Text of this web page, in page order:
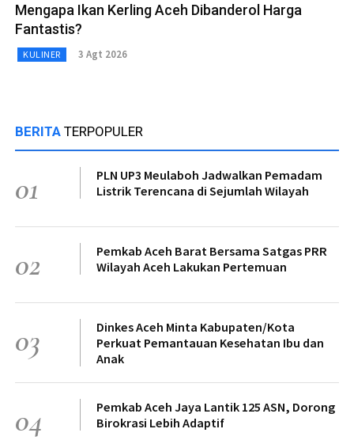
Mengapa Ikan Kerling Aceh Dibanderol Harga
Fantastis?
KULINER 3 Agt 2026
BERITA TERPOPULER
01
PLN UP3 Meulaboh Jadwalkan Pemadam
Listrik Terencana di Sejumlah Wilayah
02
Pemkab Aceh Barat Bersama Satgas PRR
Wilayah Aceh Lakukan Pertemuan
03
Dinkes Aceh Minta Kabupaten/Kota
Perkuat Pemantauan Kesehatan Ibu dan
Anak
04
Pemkab Aceh Jaya Lantik 125 ASN, Dorong
Birokrasi Lebih Adaptif